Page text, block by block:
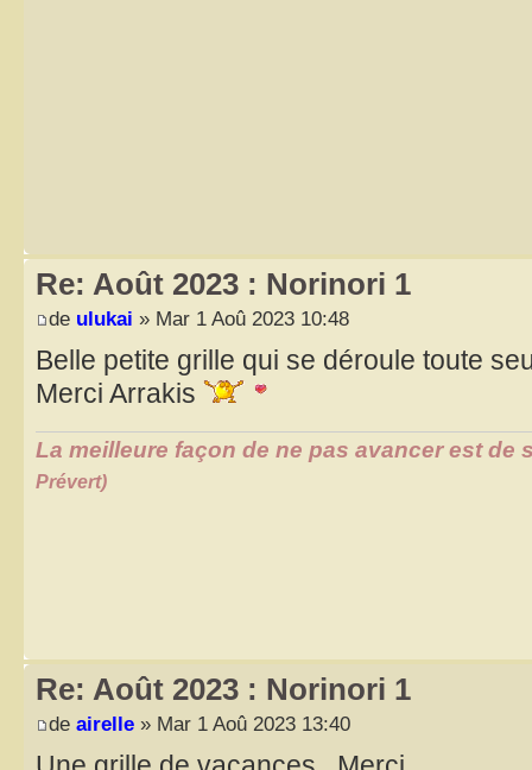
Re: Août 2023 : Norinori 1
de ulukai » Mar 1 Aoû 2023 10:48
Belle petite grille qui se déroule toute
Merci Arrakis
La meilleure façon de ne pas avancer est de
Prévert)
Re: Août 2023 : Norinori 1
de airelle » Mar 1 Aoû 2023 13:40